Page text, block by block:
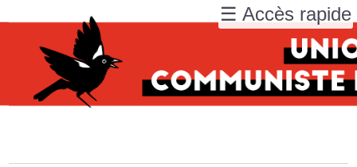
☰ Accès rapide